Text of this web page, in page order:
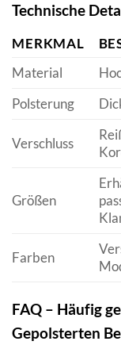
Technische
MERKMAL
Material
Polsterung
Verschluss
Größen
Farben
FAQ – Häufig
Gepolsterten